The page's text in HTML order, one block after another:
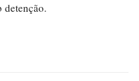
detenção.